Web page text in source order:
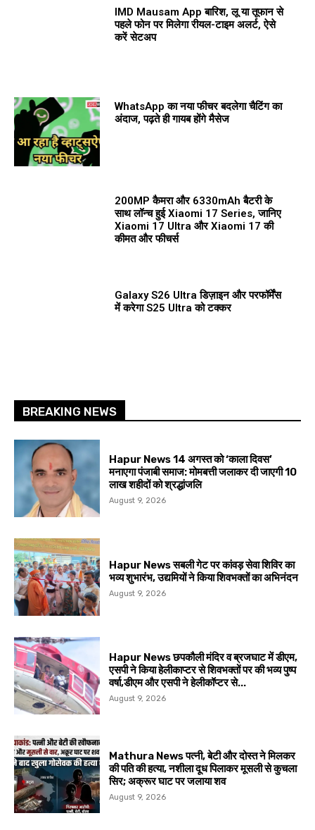
IMD Mausam App बारिश, लू या तूफान से
पहले फोन पर मिलेगा रीयल-टाइम अलर्ट, ऐसे
करें सेटअप
WhatsApp का नया फीचर बदलेगा चैटिंग का
अंदाज, पढ़ते ही गायब होंगे मैसेज
200MP कैमरा और 6330mAh बैटरी के
साथ लॉन्च हुई Xiaomi 17 Series, जानिए
Xiaomi 17 Ultra और Xiaomi 17 की
कीमत और फीचर्स
Galaxy S26 Ultra डिज़ाइन और परफॉर्मेंस
में करेगा S25 Ultra को टक्कर
BREAKING NEWS
Hapur News 14 अगस्त को ‘काला दिवस’
मनाएगा पंजाबी समाज: मोमबत्ती जलाकर दी जाएगी 10
लाख शहीदों को श्रद्धांजलि
August 9, 2026
Hapur News सबली गेट पर कांवड़ सेवा शिविर का
भव्य शुभारंभ, उद्यमियों ने किया शिवभक्तों का अभिनंदन
August 9, 2026
Hapur News छपकौली मंदिर व ब्रजघाट में डीएम,
एसपी ने किया हेलीकाप्टर से शिवभक्तों पर की भव्य पुष्प
वर्षा,डीएम और एसपी ने हेलीकॉप्टर से...
August 9, 2026
Mathura News पत्नी, बेटी और दोस्त ने मिलकर
की पति की हत्या, नशीला दूध पिलाकर मूसली से कुचला
सिर; अक्रूर घाट पर जलाया शव
August 9, 2026